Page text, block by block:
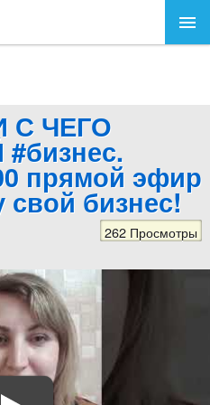
С ЧЕГО
прямой эфир
свой бизнес!
262 Просмотры